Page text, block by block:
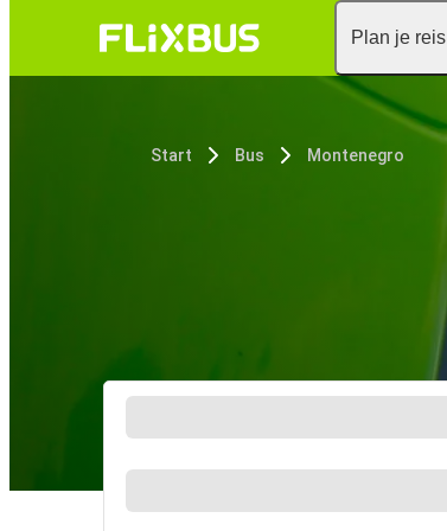
Plan je reis
Start Bus Montenegro